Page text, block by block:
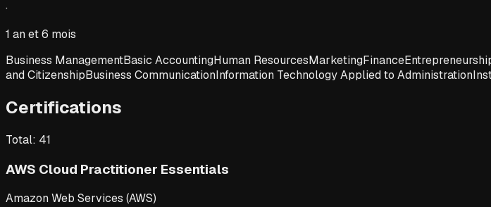
·
1 an et 6 mois
Business ManagementBasic AccountingHuman ResourcesMarketingFinance
and CitizenshipBusiness CommunicationInformation Technology Applied to Administration
Certifications
Total: 41
AWS Cloud Practitioner Essentials
Amazon Web Services (AWS)